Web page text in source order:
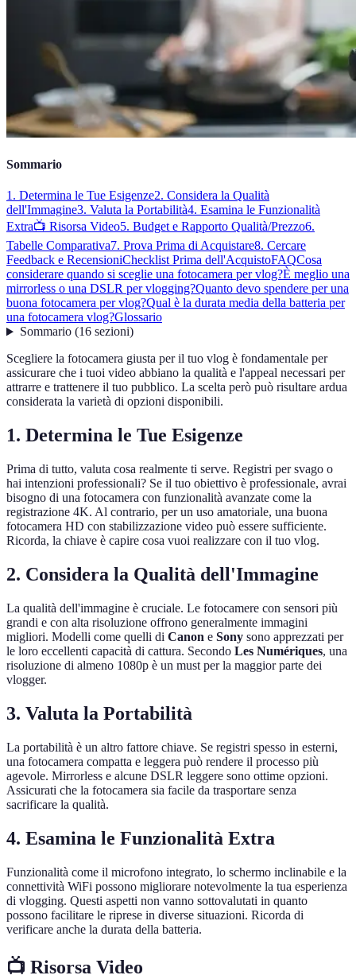
Sommario
1. Determina le Tue Esigenze2. Considera la Qualità
dell'Immagine3. Valuta la Portabilità4. Esamina le Funzionalità
Extra📺 Risorsa Video5. Budget e Rapporto Qualità/Prezzo6.
Tabelle Comparativa7. Prova Prima di Acquistare8. Cercare
Feedback e RecensioniChecklist Prima dell'AcquistoFAQCosa
considerare quando si sceglie una fotocamera per vlog?È meglio una
mirrorless o una DSLR per vlogging?Quanto devo spendere per una
buona fotocamera per vlog?Qual è la durata media della batteria per
una fotocamera vlog?Glossario
Sommario(16 sezioni)
Scegliere la fotocamera giusta per il tuo vlog è fondamentale per
assicurare che i tuoi video abbiano la qualità e l'appeal necessari per
attrarre e trattenere il tuo pubblico. La scelta però può risultare ardua
considerata la varietà di opzioni disponibili.
1. Determina le Tue Esigenze
Prima di tutto, valuta cosa realmente ti serve. Registri per svago o
hai intenzioni professionali? Se il tuo obiettivo è professionale, avrai
bisogno di una fotocamera con funzionalità avanzate come la
registrazione 4K. Al contrario, per un uso amatoriale, una buona
fotocamera HD con stabilizzazione video può essere sufficiente.
Ricorda, la chiave è capire cosa vuoi realizzare con il tuo vlog.
2. Considera la Qualità dell'Immagine
La qualità dell'immagine è cruciale. Le fotocamere con sensori più
grandi e con alta risoluzione offrono generalmente immagini
migliori. Modelli come quelli di Canon e Sony sono apprezzati per
le loro eccellenti capacità di cattura. Secondo Les Numériques, una
risoluzione di almeno 1080p è un must per la maggior parte dei
vlogger.
3. Valuta la Portabilità
La portabilità è un altro fattore chiave. Se registri spesso in esterni,
una fotocamera compatta e leggera può rendere il processo più
agevole. Mirrorless e alcune DSLR leggere sono ottime opzioni.
Assicurati che la fotocamera sia facile da trasportare senza
sacrificare la qualità.
4. Esamina le Funzionalità Extra
Funzionalità come il microfono integrato, lo schermo inclinabile e la
connettività WiFi possono migliorare notevolmente la tua esperienza
di vlogging. Questi aspetti non vanno sottovalutati in quanto
possono facilitare le riprese in diverse situazioni. Ricorda di
verificare anche la durata della batteria.
📺 Risorsa Video